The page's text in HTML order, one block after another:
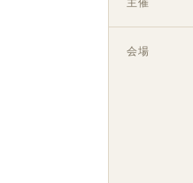
主催
会場